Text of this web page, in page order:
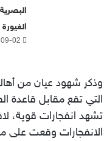
البصرية
الغيورة
09-02
وذكر شهود عيان من
التي تقع مقابل قاعدة
تشهد انفجارات قوية،
الانفجارات وقعت على